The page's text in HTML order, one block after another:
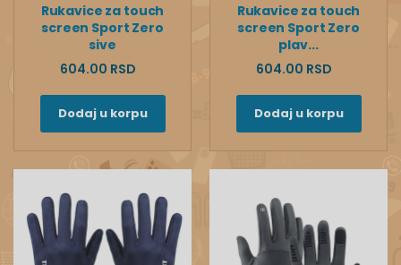
Rukavice za touch
screen Sport Zero
sive
604.00 RSD
Dodaj u korpu
Rukavice za touch
screen Sport Zero
plav...
604.00 RSD
Dodaj u korpu